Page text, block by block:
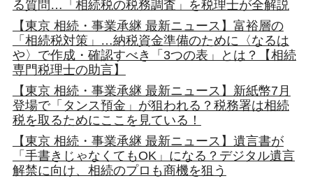
る質問…「相続税の税務調査」を税理士が全解説
【東京 相続・事業承継 最新ニュース】富裕層の
「相続税対策」…納税資金準備のために〈なるは
や〉で作成・確認すべき「3つの表」とは？【相続
専門税理士の助言】
【東京 相続・事業承継 最新ニュース】新紙幣7月
登場で「タンス預金」が狙われる？税務署は相続
税を取るためにここを見ている！
【東京 相続・事業承継 最新ニュース】遺言書が
「手書きじゃなくてもOK」になる？デジタル遺言
解禁に向け、相続のプロも商機を狙う